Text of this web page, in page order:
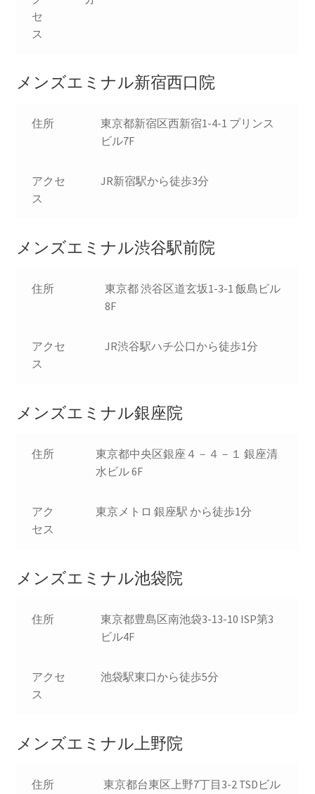
セ
ス
メンズエミナル新宿西口院
住所
東京都新宿区西新宿1-4-1 プリンス
ビル7F
アクセ
ス
JR新宿駅から徒歩3分
メンズエミナル渋谷駅前院
住所
東京都 渋谷区道玄坂1-3-1 飯島ビル
8F
アクセ
ス
JR渋谷駅ハチ公口から徒歩1分
メンズエミナル銀座院
住所
東京都中央区銀座４－４－１ 銀座清
水ビル 6F
アク
セス
東京メトロ 銀座駅 から徒歩1分
メンズエミナル池袋院
住所
東京都豊島区南池袋3-13-10 ISP第3
ビル4F
アクセ
ス
池袋駅東口から徒歩5分
メンズエミナル上野院
住所
東京都台東区上野7丁目3-2 TSDビル